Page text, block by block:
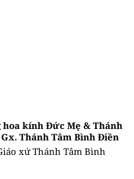
kính Đức Mẹ & Thánh
Thánh Tâm Bình Điền
xứ Thánh Tâm Bình